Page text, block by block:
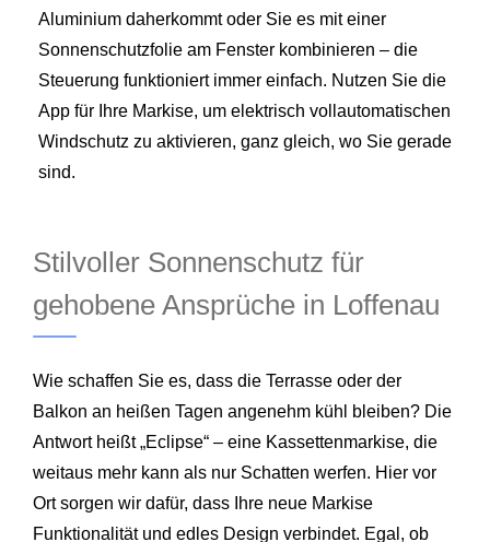
Aluminium daherkommt oder Sie es mit einer
Sonnenschutzfolie am Fenster kombinieren – die
Steuerung funktioniert immer einfach. Nutzen Sie die
App für Ihre Markise, um elektrisch vollautomatischen
Windschutz zu aktivieren, ganz gleich, wo Sie gerade
sind.
Stilvoller Sonnenschutz für
gehobene Ansprüche in Loffenau
Wie schaffen Sie es, dass die Terrasse oder der
Balkon an heißen Tagen angenehm kühl bleiben? Die
Antwort heißt „Eclipse“ – eine Kassettenmarkise, die
weitaus mehr kann als nur Schatten werfen. Hier vor
Ort sorgen wir dafür, dass Ihre neue Markise
Funktionalität und edles Design verbindet. Egal, ob